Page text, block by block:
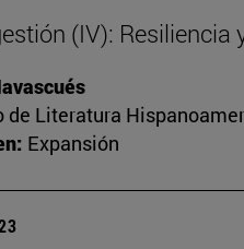
(IV):
de Literatura
Expansión